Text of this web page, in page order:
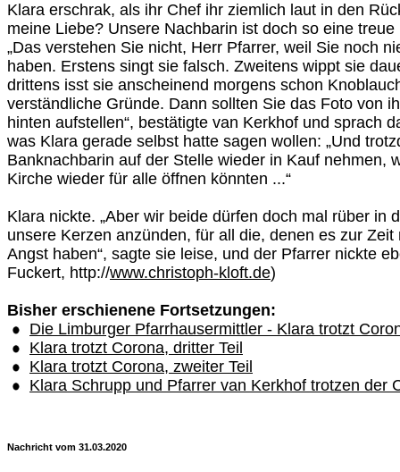
Klara erschrak, als ihr Chef ihr ziemlich laut in den
meine Liebe? Unsere Nachbarin ist doch so eine treue
„Das verstehen Sie nicht, Herr Pfarrer, weil Sie noch
haben. Erstens singt sie falsch. Zweitens wippt sie
drittens isst sie anscheinend morgens schon
verständliche Gründe. Dann sollten Sie das Foto von
hinten aufstellen“, bestätigte van Kerkhof und sprach
was Klara gerade selbst hatte sagen wollen: „Und
Banknachbarin auf der Stelle wieder in Kauf nehmen,
Kirche wieder für alle öffnen könnten ...“
Klara nickte. „Aber wir beide dürfen doch mal rüber in
unsere Kerzen anzünden, für all die, denen es zur
Angst haben“, sagte sie leise, und der Pfarrer nickte
Fuckert, http://www.christoph-kloft.de)
Bisher erschienene Fortsetzungen:
Die Limburger Pfarrhausermittler - Klara trotzt
Klara trotzt Corona, dritter Teil
Klara trotzt Corona, zweiter Teil
Klara Schrupp und Pfarrer van Kerkhof trotzen der
Nachricht vom 31.03.2020